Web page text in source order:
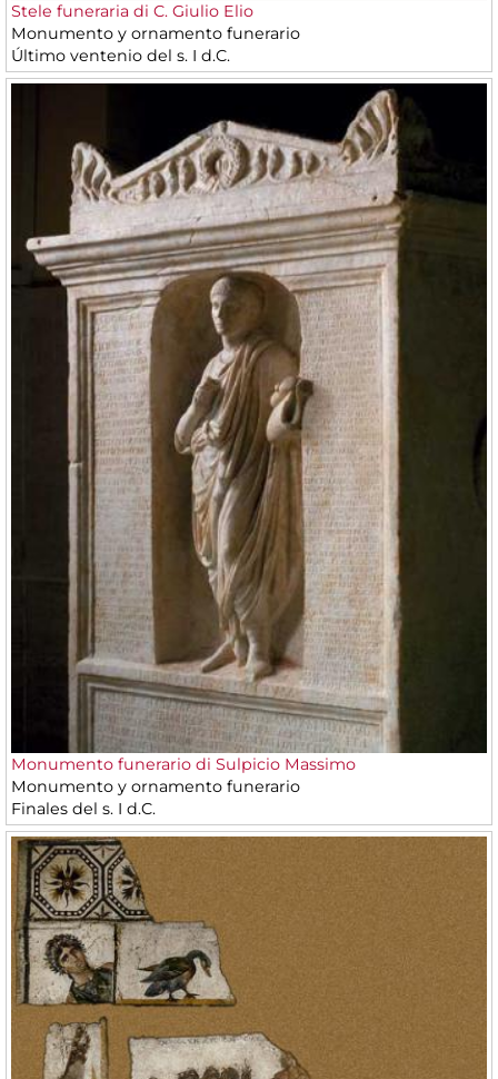
Stele funeraria di C. Giulio Elio
Monumento y ornamento funerario
Último ventenio del s. I d.C.
Monumento funerario di Sulpicio Massimo
Monumento y ornamento funerario
Finales del s. I d.C.